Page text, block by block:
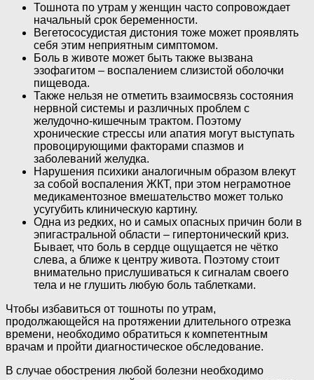
Тошнота по утрам у женщин часто сопровождает
начальный срок беременности.
Вегетососудистая дистония тоже может проявлять
себя этим неприятным симптомом.
Боль в животе может быть также вызвана
эзофагитом – воспалением слизистой оболочки
пищевода.
Также нельзя не отметить взаимосвязь состояния
нервной системы и различных проблем с
желудочно-кишечным трактом. Поэтому
хронические стрессы или апатия могут выступать
провоцирующими факторами спазмов и
заболеваний желудка.
Нарушения психики аналогичным образом влекут
за собой воспаления ЖКТ, при этом неграмотное
медикаментозное вмешательство может только
усугубить клиническую картину.
Одна из редких, но и самых опасных причин боли в
эпигастральной области – гипертонический криз.
Бывает, что боль в сердце ощущается не чётко
слева, а ближе к центру живота. Поэтому стоит
внимательно прислушиваться к сигналам своего
тела и не глушить любую боль таблетками.
Чтобы избавиться от тошноты по утрам,
продолжающейся на протяжении длительного отрезка
времени, необходимо обратиться к компетентным
врачам и пройти диагностическое обследование.
В случае обострения любой болезни необходимо